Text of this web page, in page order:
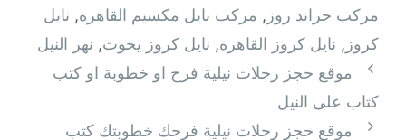
مركب جراند روز , مركب نايل مكسيم القاهره, نايل
كروز , نايل كروز القاهرة, نايل كروز يخوت, نهر النيل
موقع حجز رحلات نيلية فرح او خطوبة او كتب
كتاب على النيل
موقع حجز رحلات نيلية فرحك خطوبتك كتب